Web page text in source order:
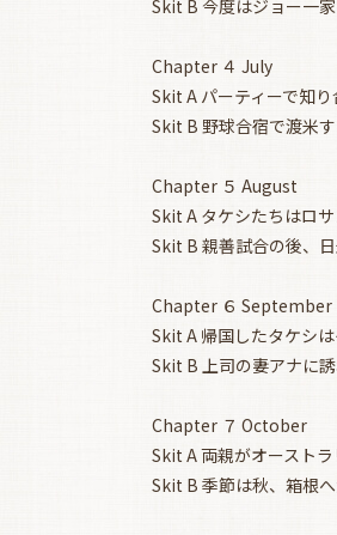
Skit B 今度はジョー一
Chapter ４ July
Skit A パーティーで知
Skit B 野球合宿で渡米
Chapter ５ August
Skit A タケシたちはロ
Skit B 親善試合の後、
Chapter ６ September
Skit A 帰国したタケシ
Skit B 上司の妻アナに
Chapter ７ October
Skit A 両親がオースト
Skit B 季節は秋、箱根